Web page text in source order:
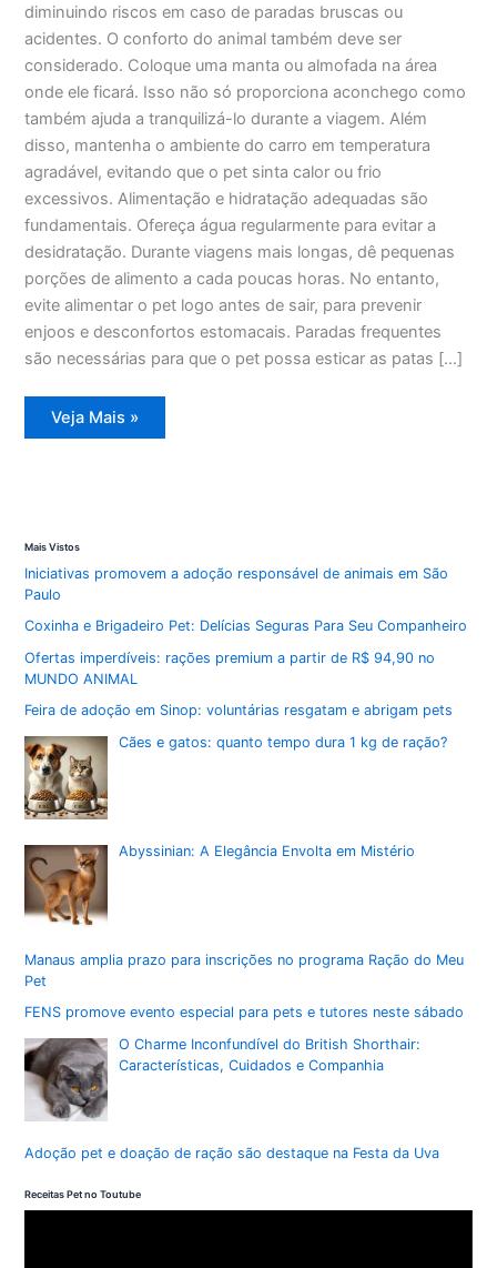
diminuindo riscos em caso de paradas bruscas ou
acidentes. O conforto do animal também deve ser
considerado. Coloque uma manta ou almofada na área
onde ele ficará. Isso não só proporciona aconchego como
também ajuda a tranquilizá-lo durante a viagem. Além
disso, mantenha o ambiente do carro em temperatura
agradável, evitando que o pet sinta calor ou frio
excessivos. Alimentação e hidratação adequadas são
fundamentais. Ofereça água regularmente para evitar a
desidratação. Durante viagens mais longas, dê pequenas
porções de alimento a cada poucas horas. No entanto,
evite alimentar o pet logo antes de sair, para prevenir
enjoos e desconfortos estomacais. Paradas frequentes
são necessárias para que o pet possa esticar as patas […]
Viagens
Seguras
Estrada
Veja Mais »
Mais Vistos
Iniciativas promovem a adoção responsável de animais em São
Paulo
Coxinha e Brigadeiro Pet: Delícias Seguras Para Seu Companheiro
Ofertas imperdíveis: rações premium a partir de R$ 94,90 no
MUNDO ANIMAL
Feira de adoção em Sinop: voluntárias resgatam e abrigam pets
Cães e gatos: quanto tempo dura 1 kg de ração?
Abyssinian: A Elegância Envolta em Mistério
Manaus amplia prazo para inscrições no programa Ração do Meu
Pet
FENS promove evento especial para pets e tutores neste sábado
O Charme Inconfundível do British Shorthair:
Características, Cuidados e Companhia
Adoção pet e doação de ração são destaque na Festa da Uva
Receitas Pet no Toutube